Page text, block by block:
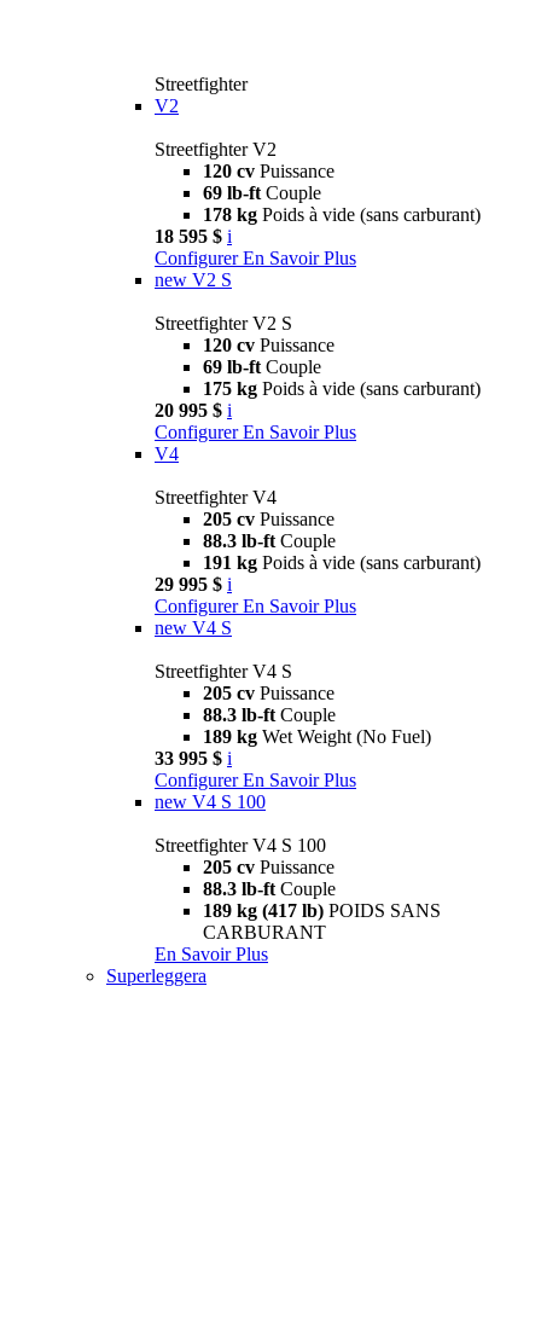
Streetfighter
V2
Streetfighter V2
120 cv Puissance
69 lb-ft Couple
178 kg Poids à vide (sans carburant)
18 595 $ i
Configurer En Savoir Plus
new V2 S
Streetfighter V2 S
120 cv Puissance
69 lb-ft Couple
175 kg Poids à vide (sans carburant)
20 995 $ i
Configurer En Savoir Plus
V4
Streetfighter V4
205 cv Puissance
88.3 lb-ft Couple
191 kg Poids à vide (sans carburant)
29 995 $ i
Configurer En Savoir Plus
new V4 S
Streetfighter V4 S
205 cv Puissance
88.3 lb-ft Couple
189 kg Wet Weight (No Fuel)
33 995 $ i
Configurer En Savoir Plus
new V4 S 100
Streetfighter V4 S 100
205 cv Puissance
88.3 lb-ft Couple
189 kg (417 lb) POIDS SANS
CARBURANT
En Savoir Plus
Superleggera